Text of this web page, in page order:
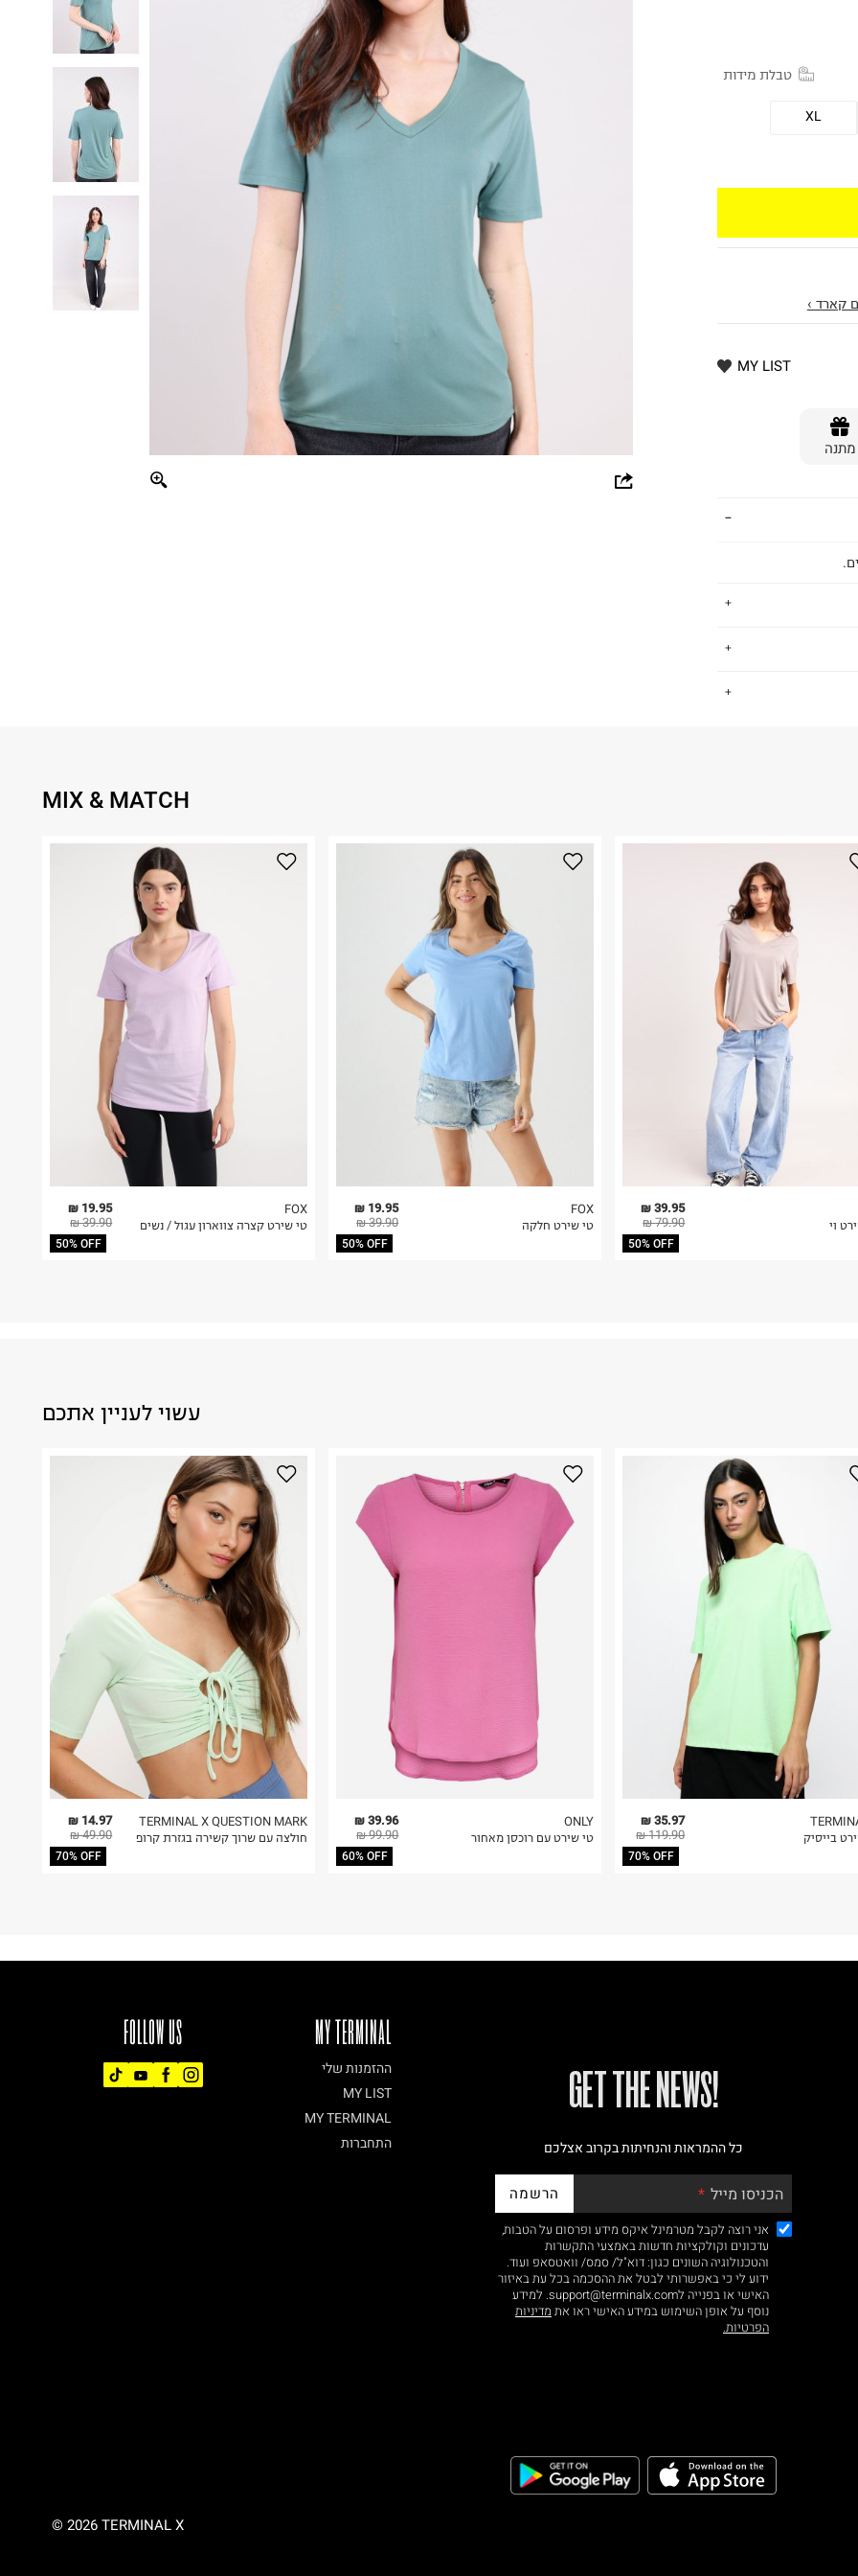
טבלת מידות
XL
קארד ›
MY LIST
מתנה
על גבי החבילה
באתר בלבד
בלבד. לא ניתן
MIX & MATCH
19.95 ₪
39.90 ₪
50% OFF
FOX
טי שירט קצרה צווארון עגול / נשים
19.95 ₪
39.90 ₪
50% OFF
FOX
טי שירט חלקה
39.95 ₪
79.90 ₪
50% OFF
וי
עשוי לעניין אתכם
14.97 ₪
49.90 ₪
70% OFF
TERMINAL X QUESTION MARK
חולצה עם שרוך קשירה בגזרת קרופ
39.96 ₪
99.90 ₪
60% OFF
ONLY
טי שירט עם רוכסן מאחור
35.97 ₪
119.90 ₪
70% OFF
בייסיק
FOLLOW US MY TERMINAL
ההזמנות שלי
MY LIST
MY TERMINAL
התחברות
!GET THE NEWS
כל ההמראות והנחיתות בקרוב אצלכם
הכניסו מייל הרשמה
אני רוצה לקבל מטרמינל איקס מידע ופרסום על הטבות,
עדכונים וקולקציות חדשות באמצעי התקשרות
והטכנולוגיה השונים כגון: דוא"ל/ סמס/ וואטסאפ ועוד.
ידוע לי כי באפשרותי לבטל את ההסכמה בכל עת באיזור
האישי או בפנייה לsupport@terminalx.com. למידע
נוסף על אופן השימוש במידע האישי ראו את מדיניות
הפרטיות.
© 2026 TERMINAL X